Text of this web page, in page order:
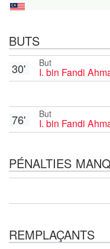
BUTS
But
I. bin Fandi
30'
But
I. bin Fandi
76'
PÉNALTIES
REMPLAÇANTS